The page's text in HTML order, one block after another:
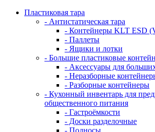
Пластиковая тара
- Антистатическая тара
- Контейнеры KLT ESD
- Паллеты
- Ящики и лотки
- Большие пластиковые
- Аксессуары для
- Неразборные
- Разборные контейнеры
- Кухонный инвентарь для
общественного питания
- Гастроёмкости
- Доски разделочные
- Подносы